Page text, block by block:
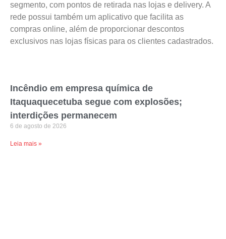
segmento, com pontos de retirada nas lojas e delivery. A
rede possui também um aplicativo que facilita as
compras online, além de proporcionar descontos
exclusivos nas lojas físicas para os clientes cadastrados.
Incêndio em empresa química de
Itaquaquecetuba segue com explosões;
interdições permanecem
6 de agosto de 2026
Leia mais »